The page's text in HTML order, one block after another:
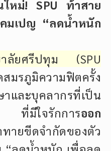
ใหม่! SPU ท้าสาย
มเปญ “ลดน้ำหนัก
ลัยศรีปทุม (SPU
สมรภูมิความฟิตครั้ง
ละบุคลากรที่เป็น
ที่มีใจรักการออก
ายขีดจำกัดของตัว